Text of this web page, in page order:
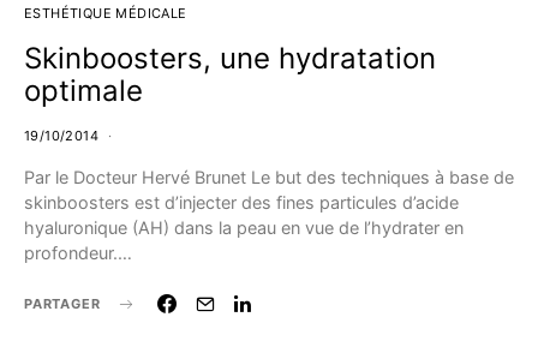
ESTHÉTIQUE MÉDICALE
Skinboosters, une hydratation
optimale
19/10/2014
Par le Docteur Hervé Brunet Le but des techniques à base de
skinboosters est d’injecter des fines particules d’acide
hyaluronique (AH) dans la peau en vue de l’hydrater en
profondeur.…
PARTAGER